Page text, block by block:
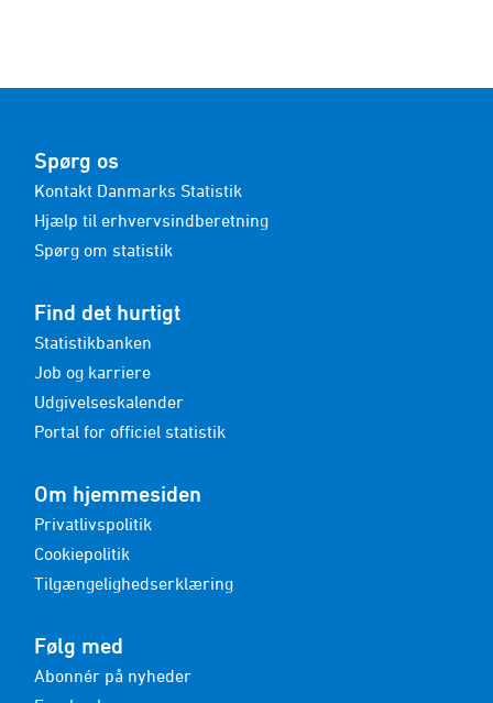
Spørg os
Kontakt Danmarks Statistik
Hjælp til erhvervsindberetning
Spørg om statistik
Find det hurtigt
Statistikbanken
Job og karriere
Udgivelseskalender
Portal for officiel statistik
Om hjemmesiden
Privatlivspolitik
Cookiepolitik
Tilgængelighedserklæring
Følg med
Abonnér på nyheder